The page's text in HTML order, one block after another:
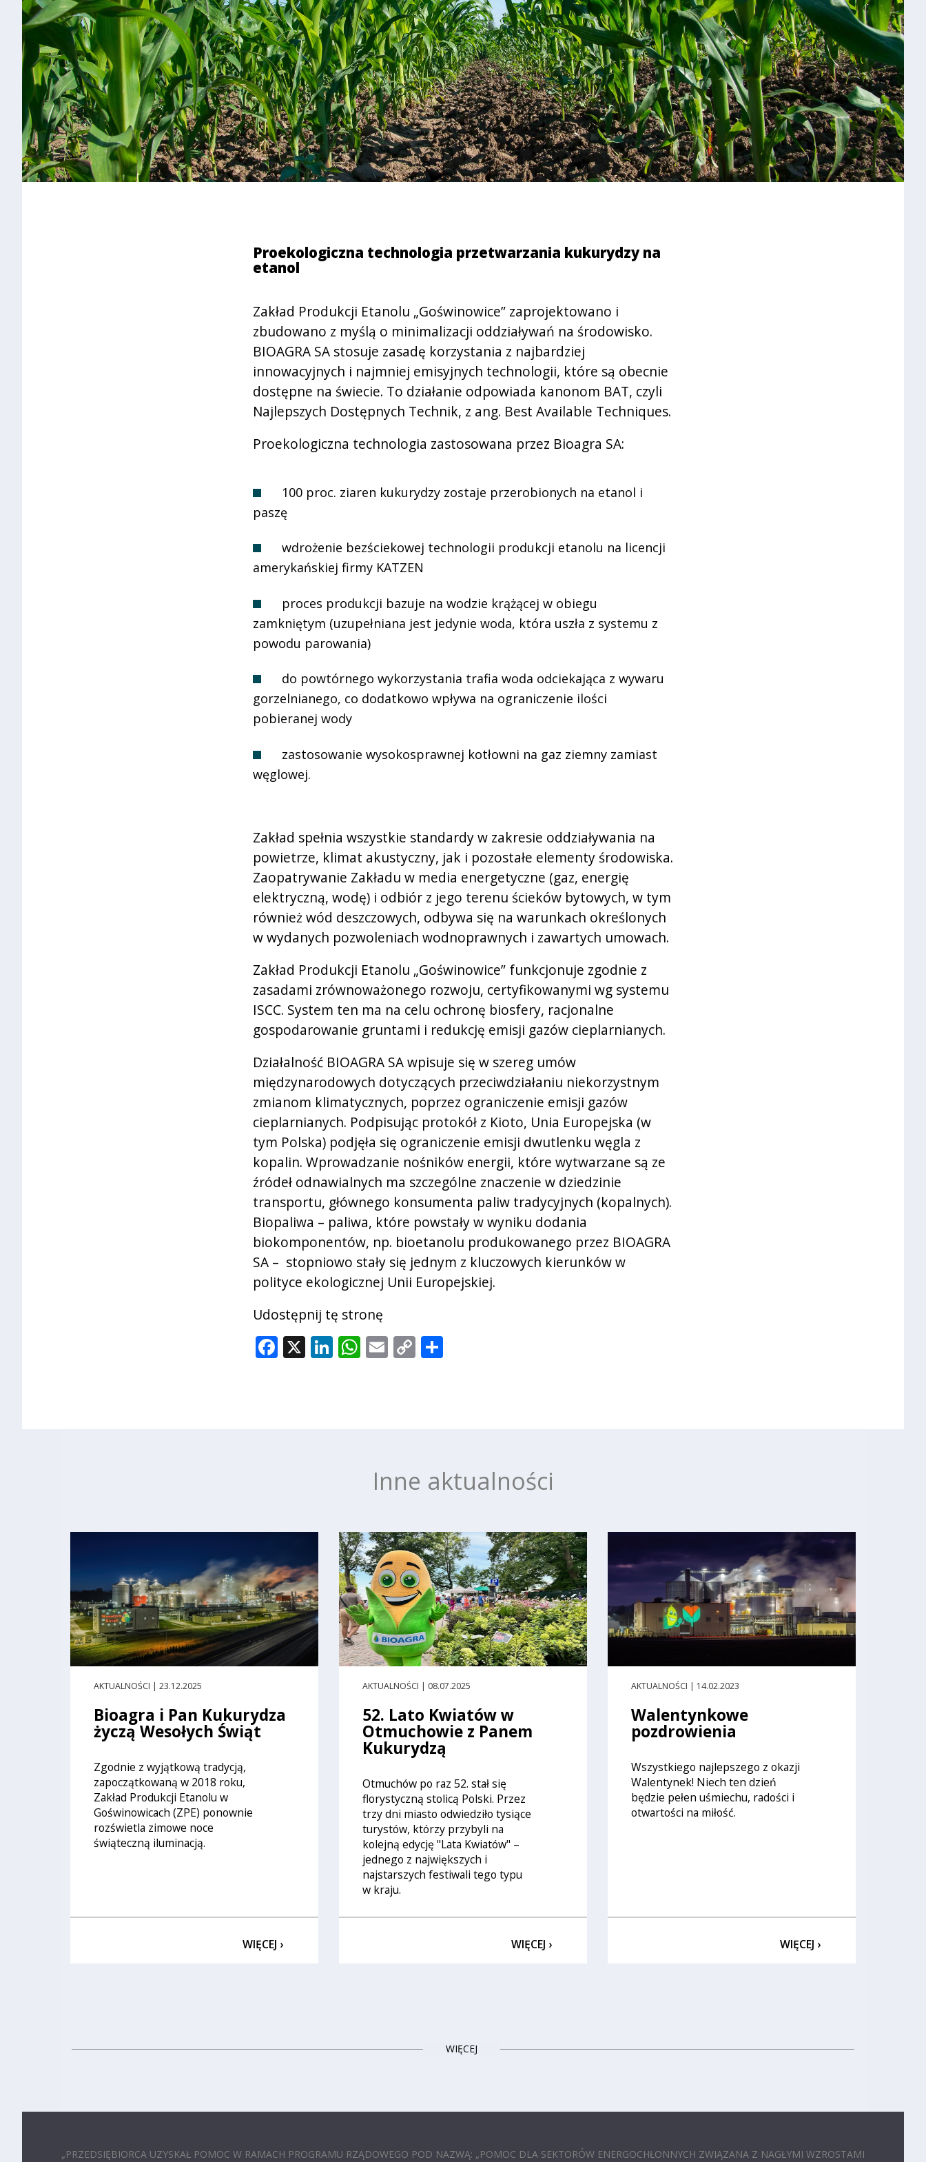
Proekologiczna technologia przetwarzania kukurydzy na
etanol
Zakład Produkcji Etanolu „Goświnowice” zaprojektowano i
zbudowano z myślą o minimalizacji oddziaływań na środowisko.
BIOAGRA SA stosuje zasadę korzystania z najbardziej
innowacyjnych i najmniej emisyjnych technologii, które są obecnie
dostępne na świecie. To działanie odpowiada kanonom BAT, czyli
Najlepszych Dostępnych Technik, z ang. Best Available Techniques.
Proekologiczna technologia zastosowana przez Bioagra SA:
100 proc. ziaren kukurydzy zostaje przerobionych na etanol i
paszę
wdrożenie bezściekowej technologii produkcji etanolu na licencji
amerykańskiej firmy KATZEN
proces produkcji bazuje na wodzie krążącej w obiegu
zamkniętym (uzupełniana jest jedynie woda, która uszła z systemu z
powodu parowania)
do powtórnego wykorzystania trafia woda odciekająca z wywaru
gorzelnianego, co dodatkowo wpływa na ograniczenie ilości
pobieranej wody
zastosowanie wysokosprawnej kotłowni na gaz ziemny zamiast
węglowej.
Zakład spełnia wszystkie standardy w zakresie oddziaływania na
powietrze, klimat akustyczny, jak i pozostałe elementy środowiska.
Zaopatrywanie Zakładu w media energetyczne (gaz, energię
elektryczną, wodę) i odbiór z jego terenu ścieków bytowych, w tym
również wód deszczowych, odbywa się na warunkach określonych
w wydanych pozwoleniach wodnoprawnych i zawartych umowach.
Zakład Produkcji Etanolu „Goświnowice” funkcjonuje zgodnie z
zasadami zrównoważonego rozwoju, certyfikowanymi wg systemu
ISCC. System ten ma na celu ochronę biosfery, racjonalne
gospodarowanie gruntami i redukcję emisji gazów cieplarnianych.
Działalność BIOAGRA SA wpisuje się w szereg umów
międzynarodowych dotyczących przeciwdziałaniu niekorzystnym
zmianom klimatycznych, poprzez ograniczenie emisji gazów
cieplarnianych. Podpisując protokół z Kioto, Unia Europejska (w
tym Polska) podjęła się ograniczenie emisji dwutlenku węgla z
kopalin. Wprowadzanie nośników energii, które wytwarzane są ze
źródeł odnawialnych ma szczególne znaczenie w dziedzinie
transportu, głównego konsumenta paliw tradycyjnych (kopalnych).
Biopaliwa – paliwa, które powstały w wyniku dodania
biokomponentów, np. bioetanolu produkowanego przez BIOAGRA
SA – stopniowo stały się jednym z kluczowych kierunków w
polityce ekologicznej Unii Europejskiej.
Udostępnij tę stronę
Facebook
X LinkedIn
WhatsApp
Email
Copy
Inne aktualności
AKTUALNOŚCI | 23.12.2025
Bioagra i Pan Kukurydza
życzą Wesołych Świąt
Zgodnie z wyjątkową tradycją,
zapoczątkowaną w 2018 roku,
Zakład Produkcji Etanolu w
Goświnowicach (ZPE) ponownie
rozświetla zimowe noce
świąteczną iluminacją.
WIĘCEJ ›
AKTUALNOŚCI | 08.07.2025
52. Lato Kwiatów w
Otmuchowie z Panem
Kukurydzą
Otmuchów po raz 52. stał się
florystyczną stolicą Polski. Przez
trzy dni miasto odwiedziło tysiące
turystów, którzy przybyli na
kolejną edycję "Lata Kwiatów" –
jednego z największych i
najstarszych festiwali tego typu
w kraju.
WIĘCEJ ›
AKTUALNOŚCI | 14.02.2023
Walentynkowe
pozdrowienia
Wszystkiego najlepszego z okazji
Walentynek! Niech ten dzień
będzie pełen uśmiechu, radości i
otwartości na miłość.
WIĘCEJ ›
WIĘCEJ
„PRZEDSIĘBIORCA UZYSKAŁ POMOC W RAMACH PROGRAMU RZĄDOWEGO POD NAZWĄ: „POMOC DLA SEKTORÓW ENERGOCHŁONNYCH ZWIĄZANA Z NAGŁYMI WZROSTAMI